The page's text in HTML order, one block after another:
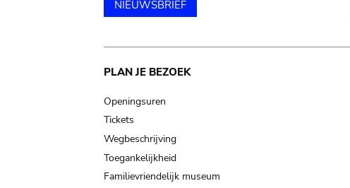
NIEUWSBRIEF
Main
navigation
PLAN JE BEZOEK
Openingsuren
Tickets
Wegbeschrijving
Toegankelijkheid
Familievriendelijk museum